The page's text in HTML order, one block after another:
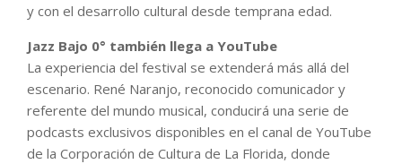
y con el desarrollo cultural desde temprana edad.
Jazz Bajo 0° también llega a YouTube
La experiencia del festival se extenderá más allá del
escenario. René Naranjo, reconocido comunicador y
referente del mundo musical, conducirá una serie de
podcasts exclusivos disponibles en el canal de YouTube
de la Corporación de Cultura de La Florida, donde